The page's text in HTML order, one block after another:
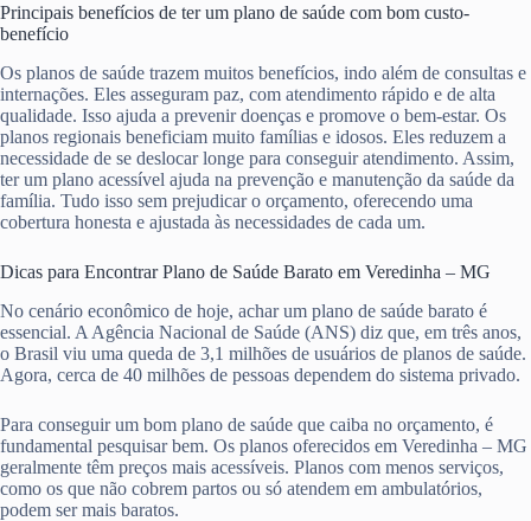
Principais benefícios de ter um plano de saúde com bom custo-
benefício
Os planos de saúde trazem muitos benefícios, indo além de consultas e
internações. Eles asseguram paz, com atendimento rápido e de alta
qualidade. Isso ajuda a prevenir doenças e promove o bem-estar. Os
planos regionais beneficiam muito famílias e idosos. Eles reduzem a
necessidade de se deslocar longe para conseguir atendimento. Assim,
ter um plano acessível ajuda na prevenção e manutenção da saúde da
família. Tudo isso sem prejudicar o orçamento, oferecendo uma
cobertura honesta e ajustada às necessidades de cada um.
Dicas para Encontrar Plano de Saúde Barato em Veredinha – MG
No cenário econômico de hoje, achar um plano de saúde barato é
essencial. A Agência Nacional de Saúde (ANS) diz que, em três anos,
o Brasil viu uma queda de 3,1 milhões de usuários de planos de saúde.
Agora, cerca de 40 milhões de pessoas dependem do sistema privado.
Para conseguir um bom plano de saúde que caiba no orçamento, é
fundamental pesquisar bem. Os planos oferecidos em Veredinha – MG
geralmente têm preços mais acessíveis. Planos com menos serviços,
como os que não cobrem partos ou só atendem em ambulatórios,
podem ser mais baratos.